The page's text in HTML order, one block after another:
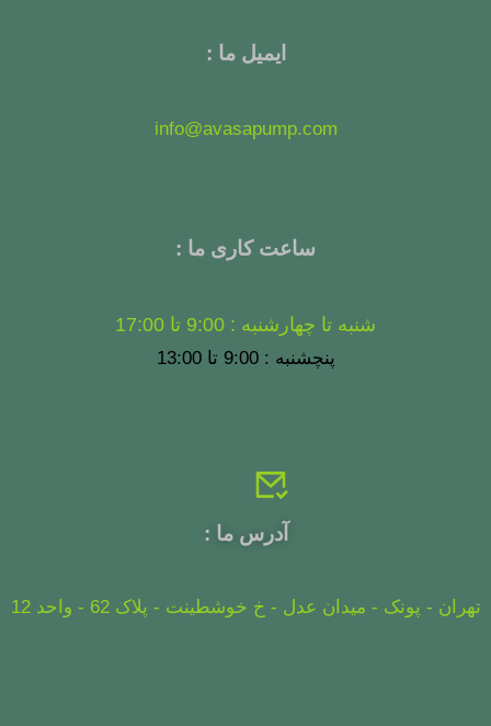
ایمیل ما :
info@avasapump.com
ساعت کاری ما :
شنبه تا چهارشنبه : 9:00 تا 17:00
پنچشنبه : 9:00 تا 13:00
آدرس ما :
تهران - پونک - میدان عدل - خ خوشطینت - پلاک 62 - واحد 12